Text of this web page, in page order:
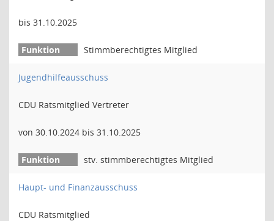
bis 31.10.2025
Stimmberechtigtes Mitglied
Jugendhilfeausschuss
CDU Ratsmitglied Vertreter
von 30.10.2024 bis 31.10.2025
stv. stimmberechtigtes Mitglied
Haupt- und Finanzausschuss
CDU Ratsmitglied